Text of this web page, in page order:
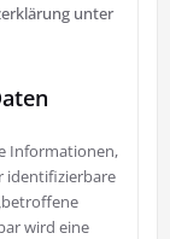
unter
Informationen,
identifizierbare
wird eine